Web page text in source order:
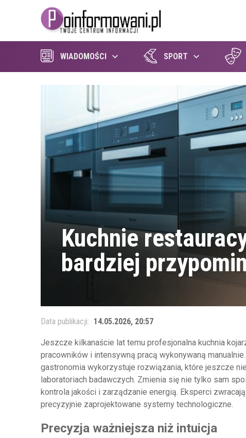
WIADOMOŚCI SPORT
Kuchnie
bardziej
Data publikacji: 14.05.2026, 20:57
Jeszcze kilkanaście lat temu profesjonalna kuchnia
pracowników i intensywną pracą wykonywaną
gastronomia wykorzystuje rozwiązania, które jeszcze
laboratoriach badawczych. Zmienia się nie tylko sam
kontrola jakości i zarządzanie energią. Eksperci
precyzyjnie zaprojektowane systemy technologiczne.
Precyzja ważniejsza niż intuicja